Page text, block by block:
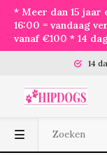
* Meer dan 15 jaar
16:00 = vandaag
vanaf €100 * 14
14 dagen